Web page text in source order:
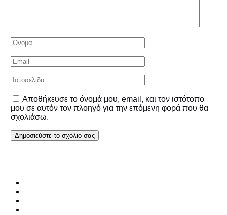
Αποθήκευσε το όνομά μου, email, και τον ιστότοπο
μου σε αυτόν τον πλοηγό για την επόμενη φορά που θα
σχολιάσω.